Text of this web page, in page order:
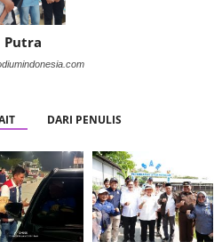
Putra
DARI PENULIS